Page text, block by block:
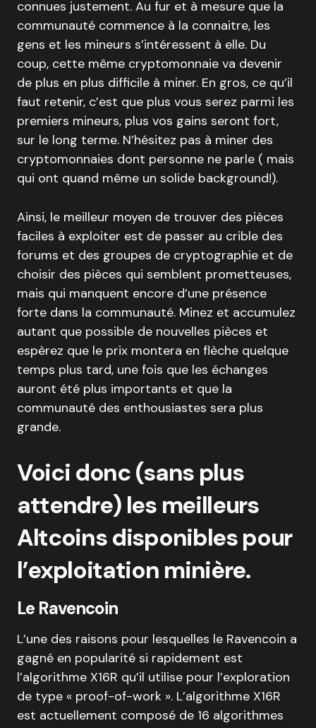
connues justement. Au fur et à mesure que la
communauté commence à la connaitre, les
gens et les mineurs s’intéressent à elle. Du
coup, cette même cryptomonnaie va devenir
de plus en plus difficile à miner. En gros, ce qu’il
faut retenir, c’est que plus vous serez parmi les
premiers mineurs, plus vos gains seront fort,
sur le long terme. N’hésitez pas à miner des
cryptomonnaies dont personne ne parle ( mais
qui ont quand même un solide background!).
Ainsi, le meilleur moyen de trouver des pièces
faciles à exploiter est de passer au crible des
forums et des groupes de cryptographie et de
choisir des pièces qui semblent prometteuses,
mais qui manquent encore d’une présence
forte dans la communauté. Minez et accumulez
autant que possible de nouvelles pièces et
espèrez que le prix montera en flèche quelque
temps plus tard, une fois que les échanges
auront été plus importants et que la
communauté des enthousiastes sera plus
grande.
Voici donc (sans plus
attendre) les meilleurs
Altcoins disponibles pour
l’exploitation minière.
Le Ravencoin
L’une des raisons pour lesquelles le Ravencoin a
gagné en popularité si rapidement est
l’algorithme X16R qu’il utilise pour l’exploration
de type « proof-of-work ». L’algorithme X16R
est actuellement composé de 16 algorithmes